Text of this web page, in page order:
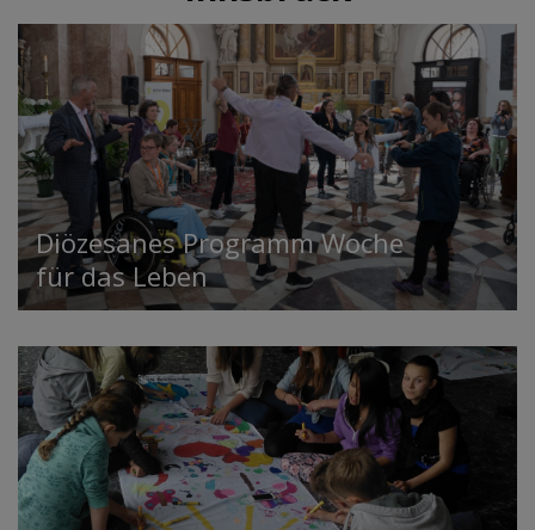
Diözesanes Programm Woche
für das Leben